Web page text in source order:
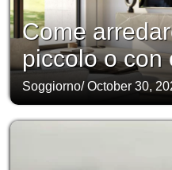
Come
piccolo o con
Soggiorno/October 30,